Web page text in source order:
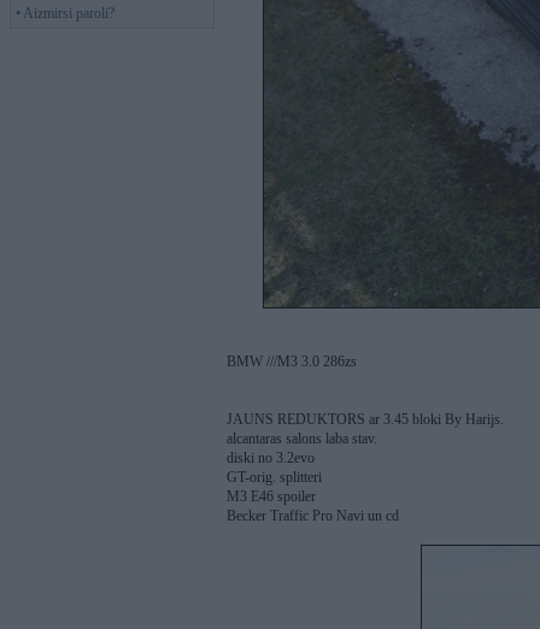
• Aizmirsi paroli?
BMW ///M3 3.0 286zs
JAUNS REDUKTORS ar 3.45 bloki By Harijs.
alcantaras salons laba stav.
diski no 3.2evo
GT-orig. splitteri
M3 E46 spoiler
Becker Traffic Pro Navi un cd